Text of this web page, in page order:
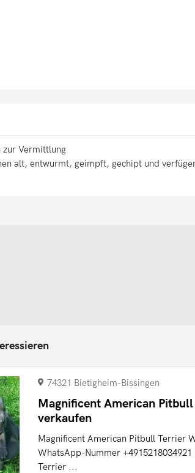
Vermittlung
alt, entwurmt, geimpft, gechipt und
74321 Bietigheim-Bissingen
Magnificent American
verkaufen
Magnificent American Pitbull Terrier
WhatsApp-Nummer
Terrier ...